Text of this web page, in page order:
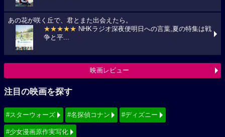
あの花が咲く丘で、君とまた出会えたら。
★★★★★ NHKラジオ深夜便明日への言葉,夏の特集は戦
争と平...
映画レビュー
注目の映画を探す
#スターウォーズ #名探偵コナン #ディズニー
#少女漫画原作実写化